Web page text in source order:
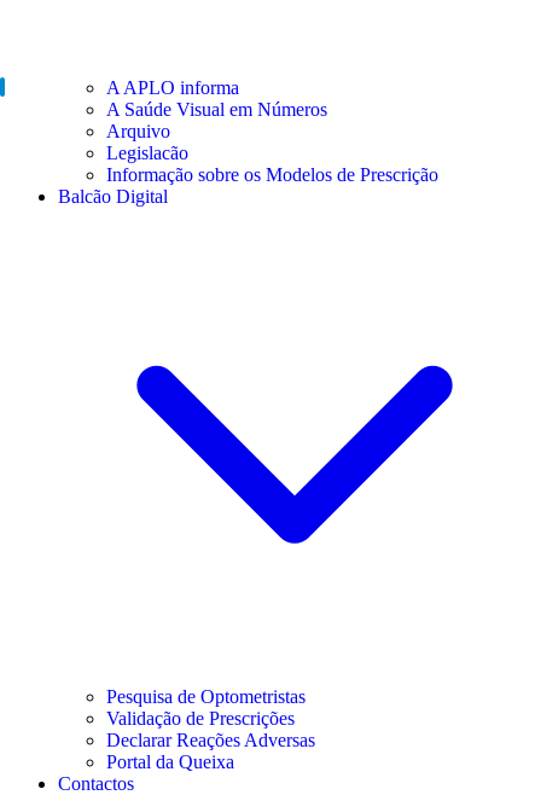
A APLO informa
A Saúde Visual em Números
Arquivo
Legislacão
Informação sobre os Modelos de Prescrição
Balcão Digital
Pesquisa de Optometristas
Validação de Prescrições
Declarar Reações Adversas
Portal da Queixa
Contactos